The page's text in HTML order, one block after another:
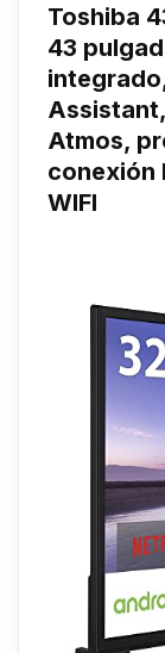
Toshiba
43
Atmos,
conexión
WIFI